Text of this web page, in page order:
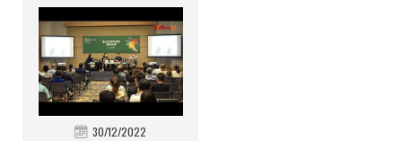
30/12/2022